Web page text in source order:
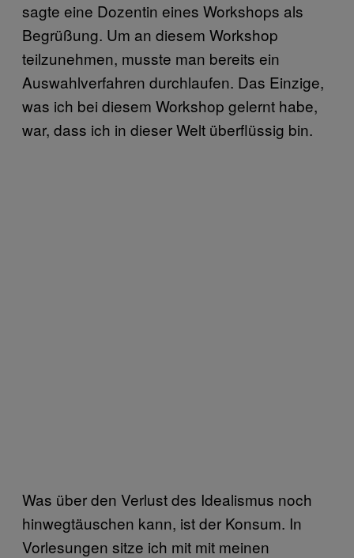
sagte eine Dozentin eines Workshops als
Begrüßung. Um an diesem Workshop
teilzunehmen, musste man bereits ein
Auswahlverfahren durchlaufen. Das Einzige,
was ich bei diesem Workshop gelernt habe,
war, dass ich in dieser Welt überflüssig bin.
Was über den Verlust des Idealismus noch
hinwegtäuschen kann, ist der Konsum. In
Vorlesungen sitze ich mit mit meinen